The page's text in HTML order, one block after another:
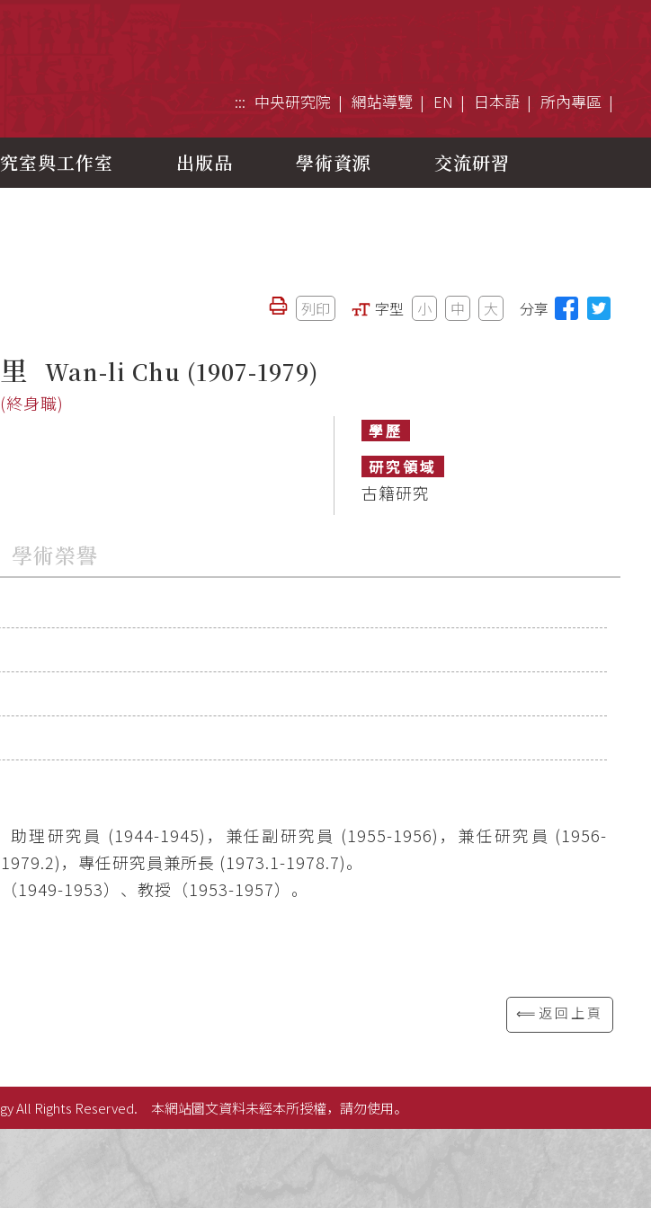
::: 中央研究院 網站導覽 EN 日本語 所內專區
室與工作室 出版品 學術資源 交流研習
列印 字型 小 中 大 分享
Wan-li Chu (1907-1979)
終身職)
學歷
研究領域
古籍研究
學術榮譽
助理研究員 (1944-1945)，兼任副研究員 (1955-1956)，兼任研究員 (1956-
，專任研究員兼所長 (1973.1-1978.7)。
1949-1953）、教授（1953-1957）。
⟸返回上頁
All Rights Reserved. 本網站圖文資料未經本所授權，請勿使用。